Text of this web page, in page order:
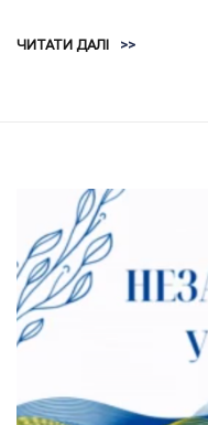
ЧИТАТИ ДАЛІ >>